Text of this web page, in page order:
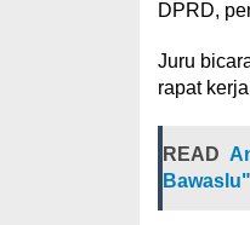
DPRD,
Juru
rapat
READ
Bawaslu"